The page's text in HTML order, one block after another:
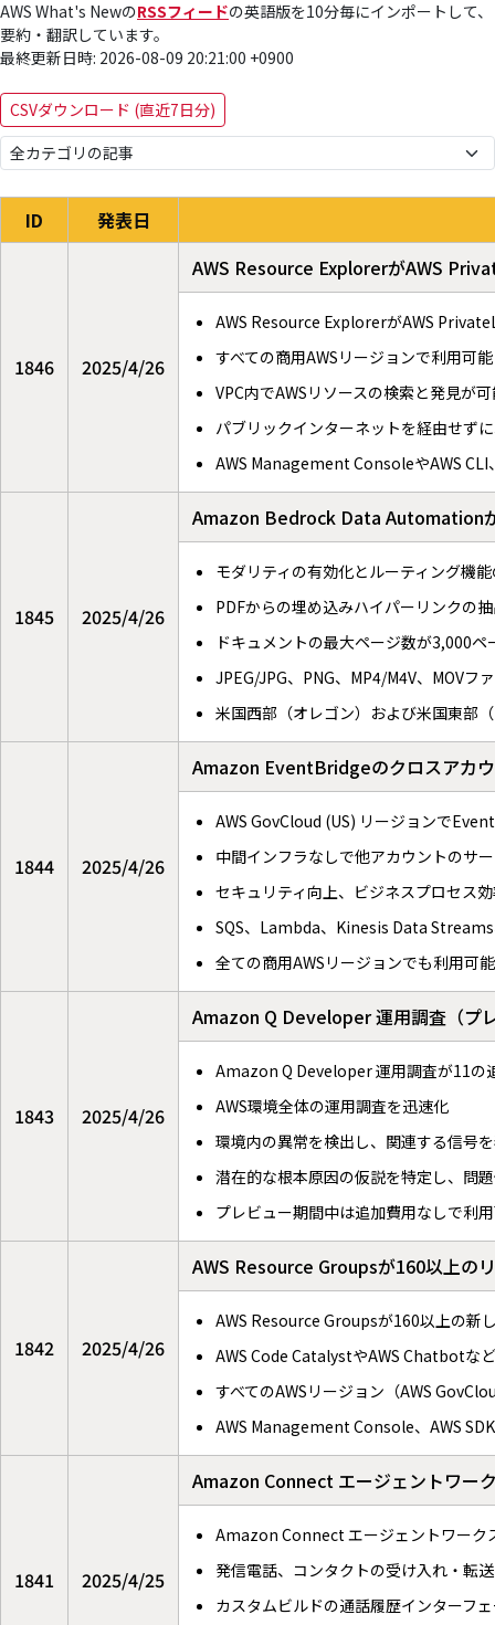
AWS What's NewのRSSフィードの英語版を10分毎にインポートして、
要約・翻訳しています。
最終更新日時: 2026-08-09 20:21:00 +0900
CSVダウンロード (直近7日分)
ID 発表日
1846 2025/4/26
AWS Resource ExplorerがAWS
AWS Resource ExplorerがAWS
すべての商用AWSリージョンで利用可能
VPC内でAWSリソースの検索と発見が
パブリックインターネットを経由せず
AWS Management ConsoleやAWS CLI
1845 2025/4/26
Amazon Bedrock Data Automation
モダリティの有効化とルーティング機
PDFからの埋め込みハイパーリンクの
ドキュメントの最大ページ数が3,000ペ
JPEG/JPG、PNG、MP4/M4V、MOVフ
米国西部（オレゴン）および米国東部
1844 2025/4/26
Amazon EventBridgeのクロスアカ
AWS GovCloud (US) リージョンで
中間インフラなしで他アカウントのサ
セキュリティ向上、ビジネスプロセス
SQS、Lambda、Kinesis Data
全ての商用AWSリージョンでも利用可能
1843 2025/4/26
Amazon Q Developer 運用調査（プ
Amazon Q Developer 運用調査が11の
AWS環境全体の運用調査を迅速化
環境内の異常を検出し、関連する信号
潜在的な根本原因の仮説を特定し、問
プレビュー期間中は追加費用なしで利
1842 2025/4/26
AWS Resource Groupsが160以上の
AWS Resource Groupsが160以上の新
AWS Code CatalystやAWS Chatbotな
すべてのAWSリージョン（AWS
AWS Management Console、AWS
1841 2025/4/25
Amazon Connect エージェントワー
Amazon Connect エージェントワーク
発信電話、コンタクトの受け入れ・転
カスタムビルドの通話履歴インターフ